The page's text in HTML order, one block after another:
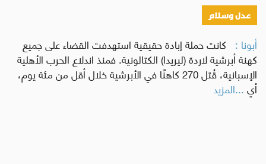
عدل وسلام
أبونا : كانت حملة إبادة حقيقية استهدفت القضاء على جميع
كهنة أبرشية لاردة (ليريدا) الكتالونية. فمنذ اندلاع الحرب الأهلية
الإسبانية، قُتل 270 كاهنًا في الأبرشية خلال أقل من مئة يوم،
أي...المزيد